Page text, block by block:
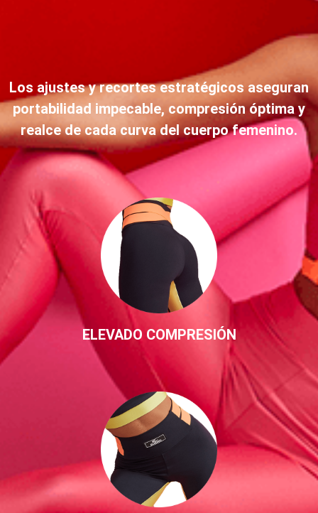
Los ajustes y recortes estratégicos aseguran
portabilidad impecable, compresión óptima y
realce de cada curva del cuerpo femenino.
ELEVADO COMPRESIÓN